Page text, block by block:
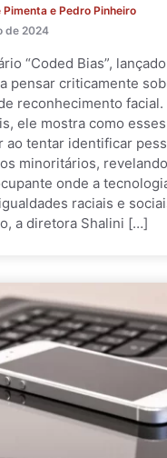
e Pedro Pinheiro
de 2024
“Coded Bias”,
pensar criticamente
reconhecimento facial.
ele mostra como
ao tentar identificar
minoritários,
onde a
raciais e
a diretora Shalini […]